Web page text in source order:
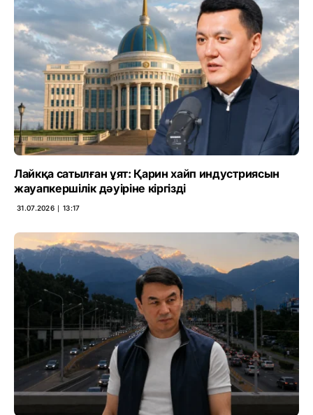
Лайкқа сатылған ұят: Қарин хайп индустриясын
жауапкершілік дәуіріне кіргізді
31.07.2026 ∣ 13:17